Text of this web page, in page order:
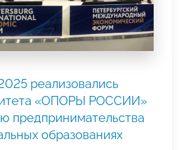
реализовались
«ОПОРЫ РОССИИ»
предпринимательства
образованиях